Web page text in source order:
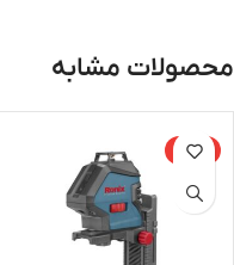
محصولات مشابه
-15%